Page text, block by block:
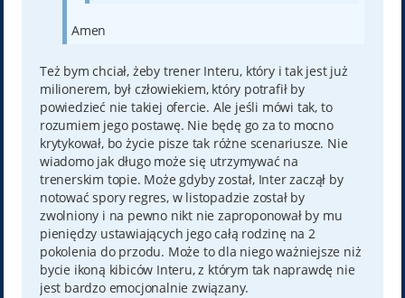
Amen
Też bym chciał, żeby trener Interu, który i tak jest już
milionerem, był człowiekiem, który potrafił by
powiedzieć nie takiej ofercie. Ale jeśli mówi tak, to
rozumiem jego postawę. Nie będę go za to mocno
krytykował, bo życie pisze tak różne scenariusze. Nie
wiadomo jak długo może się utrzymywać na
trenerskim topie. Może gdyby został, Inter zaczął by
notować spory regres, w listopadzie został by
zwolniony i na pewno nikt nie zaproponował by mu
pieniędzy ustawiających jego całą rodzinę na 2
pokolenia do przodu. Może to dla niego ważniejsze niż
bycie ikoną kibiców Interu, z którym tak naprawdę nie
jest bardzo emocjonalnie związany.